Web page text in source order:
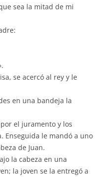
sea la mitad de mi
se acercó al rey y le
en una bandeja la
el juramento y los
Enseguida le mandó a uno
de Juan.
la cabeza en una
la joven se la entregó a